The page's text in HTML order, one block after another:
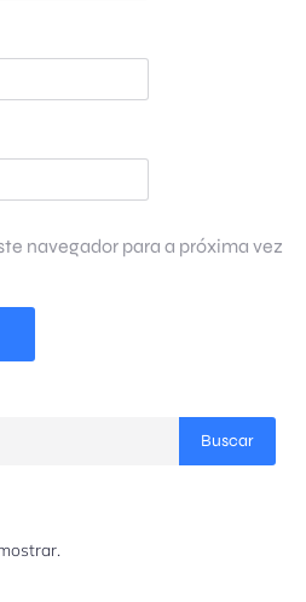
navegador para a próxima vez
Buscar